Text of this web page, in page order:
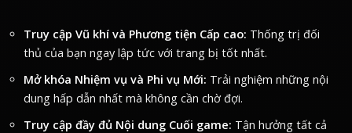
Truy cập Vũ khí và Phương tiện Cấp cao: Thống trị đối
thủ của bạn ngay lập tức với trang bị tốt nhất.
Mở khóa Nhiệm vụ và Phi vụ Mới: Trải nghiệm những nội
dung hấp dẫn nhất mà không cần chờ đợi.
Truy cập đầy đủ Nội dung Cuối game: Tận hưởng tất cả